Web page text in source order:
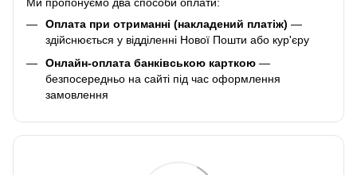
Оплата при отриманні (накладений платіж) —
здійснюється у відділенні Нової Пошти або кур'єру
Онлайн-оплата банківською карткою —
безпосередньо на сайті під час оформлення
замовлення